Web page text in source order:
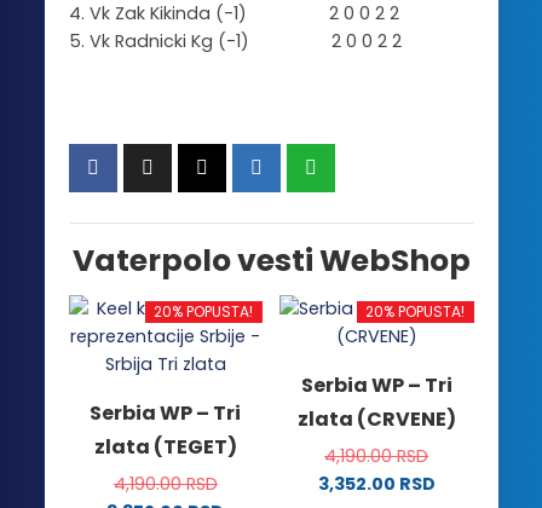
4. Vk Zak Kikinda (-1) 2 0 0 2 2
5. Vk Radnicki Kg (-1) 2 0 0 2 2
Vaterpolo vesti WebShop
20% POPUSTA!
Serbia WP – Tri
zlata (TEGET)
4,190.00RSD
20% POPUSTA!
Serbia WP – Tri
zlata (CRVENE)
4,190.00RSD
3,352.00 RSD